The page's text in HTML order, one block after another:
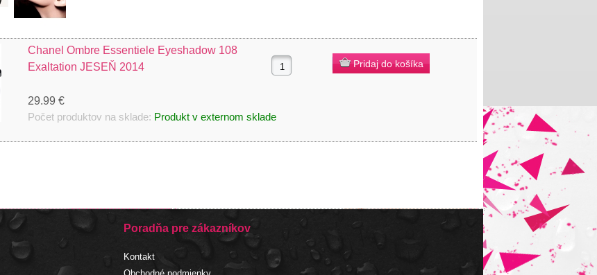
Chanel Ombre Essentiele Eyeshadow 108
Exaltation JESEŇ 2014
29.99 €
Počet produktov na sklade: Produkt v externom sklade
Poradňa pre zákazníkov
Kontakt